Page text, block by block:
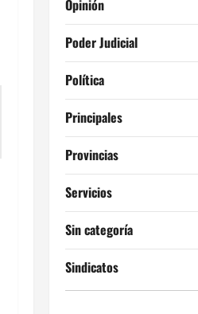
Opinión
Poder Judicial
Política
Principales
Provincias
Servicios
Sin categoría
Sindicatos